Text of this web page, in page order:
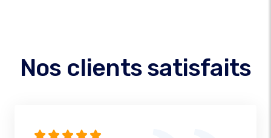
Nos clients satisfaits